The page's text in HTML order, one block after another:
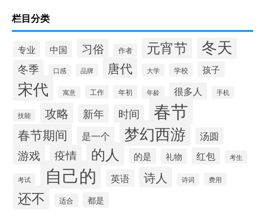
栏目分类
专业 中国 习俗 作者 元宵节 冬天
冬季 口感 品牌 唐代 大学 学校 孩子
宋代 寓意 工作 年初 年龄 很多人 手机
技能 攻略 新年 时间 春节
春节期间 是一个 梦幻西游 汤圆
游戏 疫情 的人 的是 礼物 红包 考生
考试 自己的 英语 诗人 诗词 费用
还不 适合 都是